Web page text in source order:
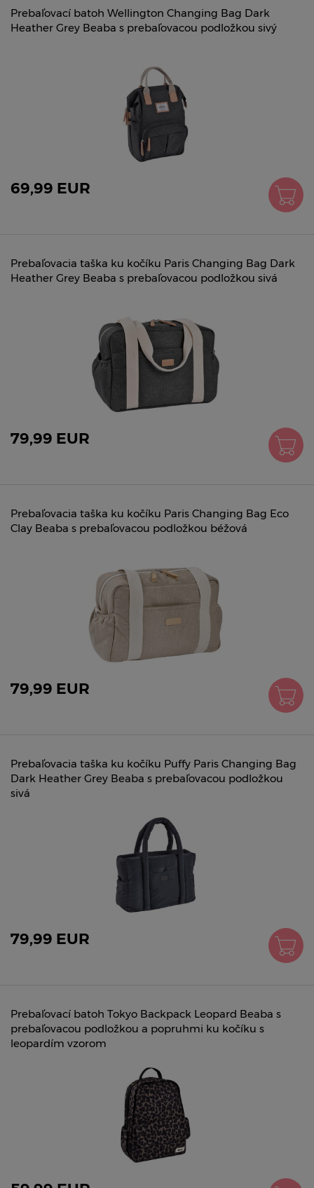
Prebaľovací batoh Wellington Changing Bag Dark
Heather Grey Beaba s prebaľovacou podložkou sivý
69,99 EUR
Prebaľovacia taška ku kočíku Paris Changing Bag Dark
Heather Grey Beaba s prebaľovacou podložkou sivá
79,99 EUR
Prebaľovacia taška ku kočíku Paris Changing Bag Eco
Clay Beaba s prebaľovacou podložkou béžová
79,99 EUR
Prebaľovacia taška ku kočíku Puffy Paris Changing Bag
Dark Heather Grey Beaba s prebaľovacou podložkou
sivá
79,99 EUR
Prebaľovací batoh Tokyo Backpack Leopard Beaba s
prebaľovacou podložkou a popruhmi ku kočíku s
leopardím vzorom